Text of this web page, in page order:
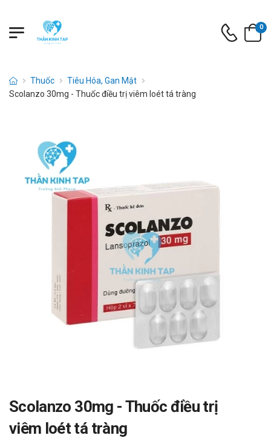
0
Thuốc
Tiêu Hóa, Gan Mật
Scolanzo 30mg - Thuốc điều trị viêm loét tá tràng
Scolanzo 30mg - Thuốc điều trị
viêm loét tá tràng